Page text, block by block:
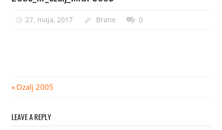
27. maja, 2017 Brane 0
Navigacija
Previous
Ozalj 2005
LEAVE A REPLY